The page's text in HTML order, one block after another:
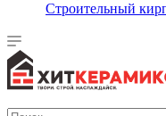
Строительный